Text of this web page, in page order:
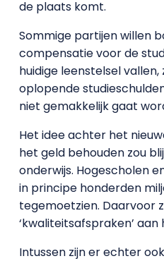
de plaats komt.
Sommige partijen willen
compensatie voor de
huidige leenstelsel vallen,
oplopende
niet gemakkelijk gaat
Het idee achter het
het geld behouden zou
onderwijs. Hogescholen
in principe honderden
tegemoetzien. Daarvoor
‘kwaliteitsafspraken’ aan
Intussen zijn er echter ook